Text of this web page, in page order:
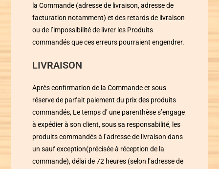
la Commande (adresse de livraison, adresse de
facturation notamment) et des retards de livraison
ou de l’impossibilité de livrer les Produits
commandés que ces erreurs pourraient engendrer.
LIVRAISON
Après confirmation de la Commande et sous
réserve de parfait paiement du prix des produits
commandés, Le temps d’ une parenthèses’engage
à expédier à son client, sous sa responsabilité, les
produits commandés à l’adresse de livraison dans
un sauf exception(précisée à réception de la
commande), délai de 72 heures (selon l’adresse de